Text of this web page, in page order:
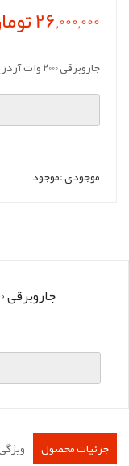
26,000,000 تومان
جاروبرقی 2000 وات آردزیا مدل AVC-CV20BK
موجودی :موجود
جاروبرقی 2000 وات آردزیا مدل avc-cv20bk
جزئیات محصول